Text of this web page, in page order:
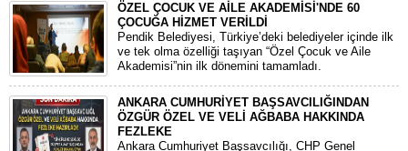
ÖZEL ÇOCUK VE AİLE AKADEMİSİ'NDE 60
ÇOCUĞA HİZMET VERİLDİ
Pendik Belediyesi, Türkiye’deki belediyeler içinde ilk
ve tek olma özelliği taşıyan “Özel Çocuk ve Aile
Akademisi”nin ilk dönemini tamamladı.
ANKARA CUMHURİYET BAŞSAVCILIĞINDAN
ÖZGÜR ÖZEL VE VELİ AĞBABA HAKKINDA
FEZLEKE
​Ankara Cumhuriyet Başsavcılığı, CHP Genel